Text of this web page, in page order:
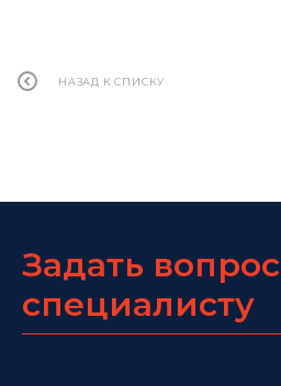
НАЗАД К СПИСКУ
Задать вопрос
специалисту